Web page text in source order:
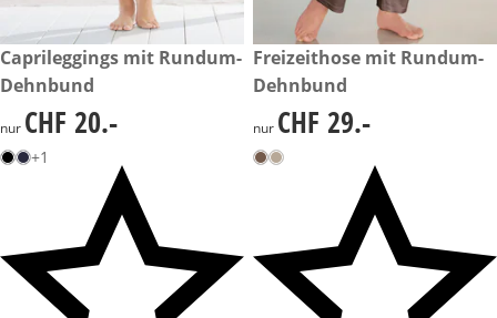
CHF 20.-
Caprileggings mit Rundum-
Dehnbund
CHF 20.-
nur CHF 20.-
+1
CHF 29.-
Freizeithose mit Rundum-
Dehnbund
CHF 29.-
nur CHF 29.-